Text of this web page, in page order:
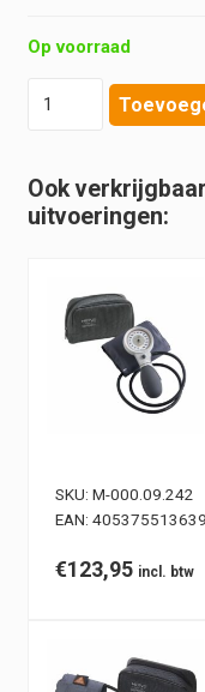
Op voorraad
Kit
-
stuks
hoeveelheid
Ook
uitvoeringen:
SKU: M-000.09.242
EAN:
€123,95